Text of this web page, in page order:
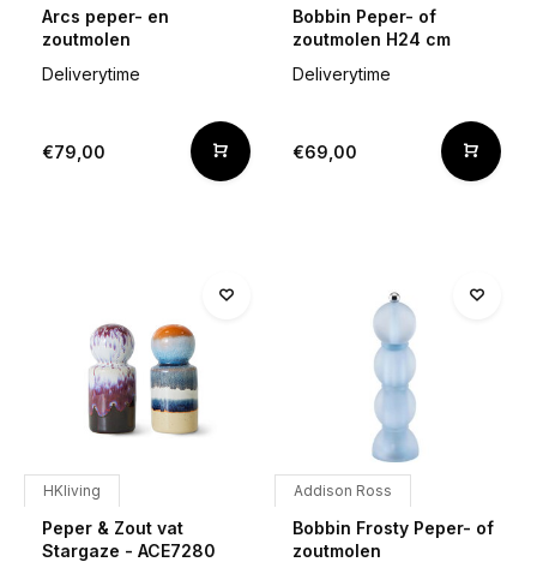
Arcs peper- en
zoutmolen
Deliverytime
€79,00
Bobbin Peper- of
zoutmolen H24 cm
Deliverytime
€69,00
HKliving
Peper & Zout vat
Stargaze - ACE7280
Addison Ross
Bobbin Frosty Peper- of
zoutmolen